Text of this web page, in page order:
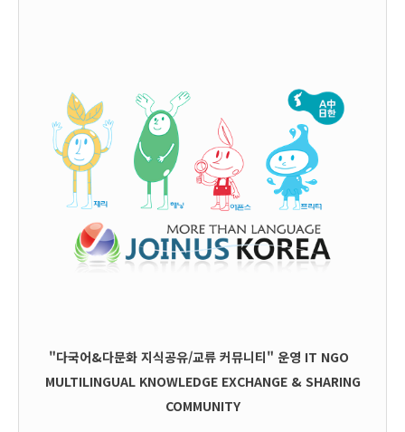
"다국어&다문화 지식공유/교류 커뮤니티" 운영 IT NGO
MULTILINGUAL KNOWLEDGE EXCHANGE & SHARING
COMMUNITY